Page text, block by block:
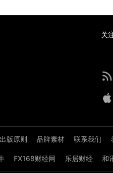
关
出版原则 品牌素材 联系我们
FX168财经网 乐居财经 和